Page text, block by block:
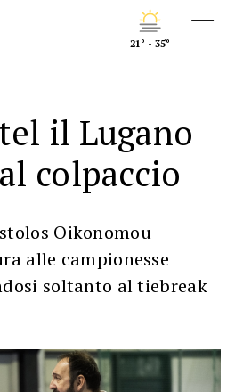
21° - 35°
il Lugano
colpaccio
Oikonomou
alle campionesse
soltanto al tiebreak